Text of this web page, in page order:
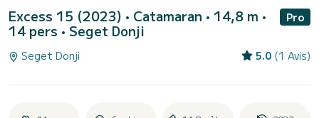
Excess 15 (2023) • Catamaran • 14,8 m •
14 pers • Seget Donji
Pro
Seget Donji 5.0 (1 Avis)